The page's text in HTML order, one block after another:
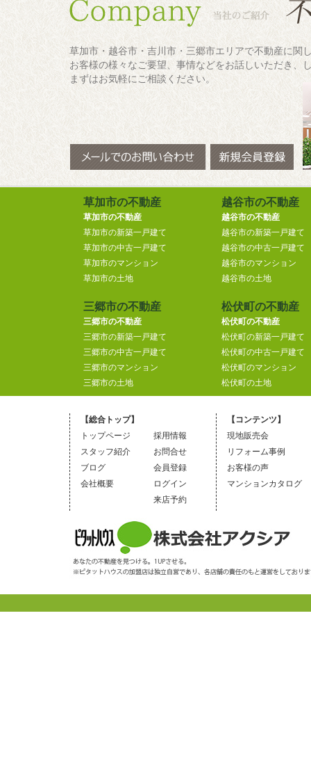
草加市・越谷市・吉川市・三郷市エリアで不動産に関
お客様の様々なご要望、事情などをお話しいただき、
まずはお気軽にご相談ください。
草加市の不動産
草加市の不動産
草加市の新築一戸建て
草加市の中古一戸建て
草加市のマンション
草加市の土地
越谷市の不動産
越谷市の不動産
越谷市の新築一戸建て
越谷市の中古一戸建て
越谷市のマンション
越谷市の土地
三郷市の不動産
三郷市の不動産
三郷市の新築一戸建て
三郷市の中古一戸建て
三郷市のマンション
三郷市の土地
松伏町の不動産
松伏町の不動産
松伏町の新築一戸建て
松伏町の中古一戸建て
松伏町のマンション
松伏町の土地
【総合トップ】
トップページ
スタッフ紹介
ブログ
会社概要
採用情報
お問合せ
会員登録
ログイン
来店予約
【コンテンツ】
現地販売会
リフォーム事例
お客様の声
マンションカタログ